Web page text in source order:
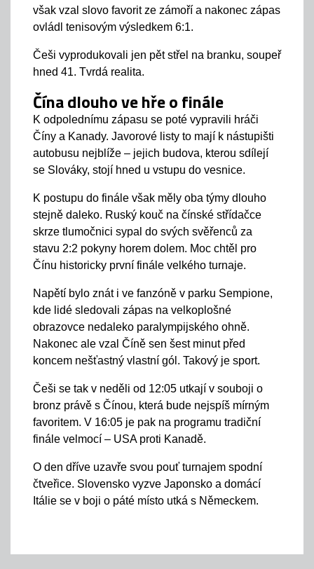
však vzal slovo favorit ze zámoří a nakonec zápas
ovládl tenisovým výsledkem 6:1.
Češi vyprodukovali jen pět střel na branku, soupeř
hned 41. Tvrdá realita.
Čína dlouho ve hře o finále
K odpolednímu zápasu se poté vypravili hráči
Číny a Kanady. Javorové listy to mají k nástupišti
autobusu nejblíže – jejich budova, kterou sdílejí
se Slováky, stojí hned u vstupu do vesnice.
K postupu do finále však měly oba týmy dlouho
stejně daleko. Ruský kouč na čínské střídačce
skrze tlumočnici sypal do svých svěřenců za
stavu 2:2 pokyny horem dolem. Moc chtěl pro
Čínu historicky první finále velkého turnaje.
Napětí bylo znát i ve fanzóně v parku Sempione,
kde lidé sledovali zápas na velkoplošné
obrazovce nedaleko paralympijského ohně.
Nakonec ale vzal Číně sen šest minut před
koncem nešťastný vlastní gól. Takový je sport.
Češi se tak v neděli od 12:05 utkají v souboji o
bronz právě s Čínou, která bude nejspíš mírným
favoritem. V 16:05 je pak na programu tradiční
finále velmocí – USA proti Kanadě.
O den dříve uzavře svou pouť turnajem spodní
čtveřice. Slovensko vyzve Japonsko a domácí
Itálie se v boji o páté místo utká s Německem.